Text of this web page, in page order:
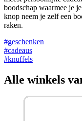
boodschap waarmee je
knop neem je zelf een
raken.
#geschenken
#cadeaus
#knuffels
Alle winkels